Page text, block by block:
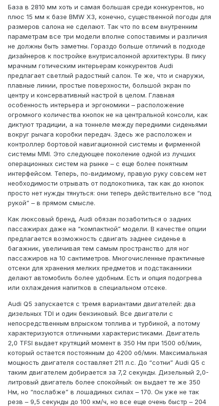
База в 2810 мм хоть и самая большая среди конкурентов, но
плюс 15 мм к базе BMW X3, конечно, существенной погоды для
размеров салона не сделают. Так что по всем внутренним
параметрам все три модели вполне сопоставимы и различия
не должны быть заметны. Гораздо больше отличий в подходе
дизайнеров к постройке внутрисалонной архитектуры. В пику
мрачным готическим интерьерам конкурентов Audi
предлагает светлый радостный салон. Те же, что и снаружи,
плавные линии, простые поверхности, большой экран по
центру и консервативный настрой в целом. Главная
особенность интерьера и эргономики – расположение
огромного количества кнопок не на центральной консоли, как
диктуют традиции, а на тоннеле между передними сиденьями
вокруг рычага коробки передач. Здесь же расположен и
контроллер бортовой навигационной системы и фирменной
системы MMI. Это следующее поколение одной из лучших
операционных систем на рынке – с еще более понятным
интерфейсом. Теперь, по-видимому, правую руку совсем нет
необходимости отрывать от подлокотника, так как до кнопок
просто нет нужды тянуться: они теперь действительно все “под
рукой” – в прямом смысле.
Как люксовый бренд, Audi обязан позаботиться о задних
пассажирах даже на “компактной” модели. В качестве опции
предлагается возможность сдвигать заднее сиденье в
багажник, увеличивая тем самым пространство для ног
пассажиров на 10 сантиметров. Многочисленные практичные
отсеки для хранения мелких предметов и подстаканники
делают автомобиль более удобным. Есть и опция подогрева
или охлаждения напитков в специальном отсеке.
Audi Q5 запускается с тремя вариантами двигателей: два
дизельных TDI и один бензиновый. Все двигатели с
непосредственным впрыском топлива и турбиной, а потому
характеризуются отличными характеристиками. Двигатель
2,0 TFSI выдает крутящий момент в 350 Нм при 1500 об/мин,
который остается постоянным до 4200 об/мин. Максимальная
мощность двигателя составляет 211 л.с. До “сотни” Audi Q5 с
таким двигателем добирается за 7,2 секунды. Дизельный 2,0-
литровый двигатель более спокойный: он выдает те же 350
Нм, но “послабже” в лошадиных силах – 170. Он уже не так
резв – 9,5 секунды до 100 км/ч, но все еще очень быстр – 204